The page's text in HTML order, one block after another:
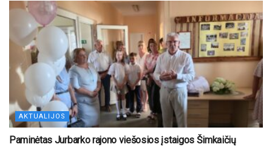
AKTUALIJOS
Paminėtas Jurbarko rajono viešosios įstaigos Šimkaičių